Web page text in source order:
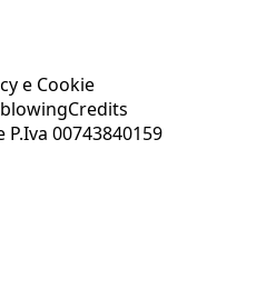
e Cookie
Credits
00743840159